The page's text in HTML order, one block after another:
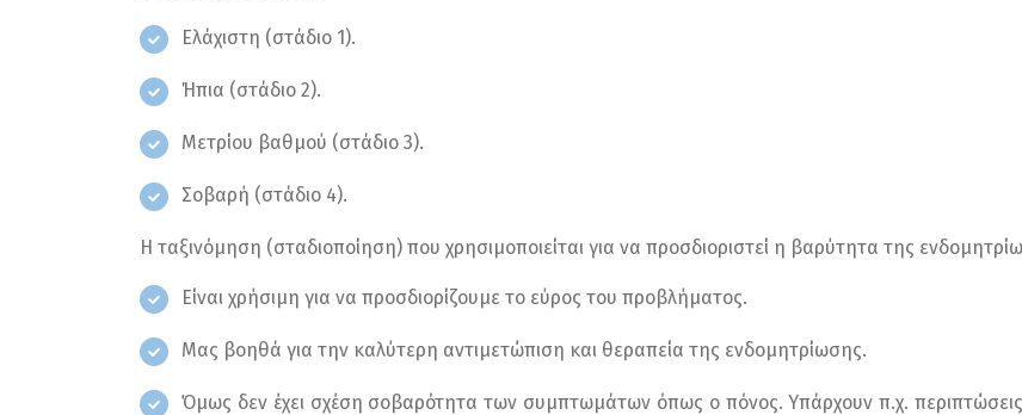
Ελάχιστη (στάδιο 1).
Ήπια (στάδιο 2).
Μετρίου βαθμού (στάδιο 3).
Σοβαρή (στάδιο 4).
Η ταξινόμηση (σταδιοποίηση) που χρησιμοποιείται για να προσδιοριστεί η βαρύτητα της
Είναι χρήσιμη για να προσδιορίζουμε το εύρος του προβλήματος.
Μας βοηθά για την καλύτερη αντιμετώπιση και θεραπεία της ενδομητρίωσης.
Όμως δεν έχει σχέση σοβαρότητα των συμπτωμάτων όπως ο πόνος. Υπάρχουν π.χ.